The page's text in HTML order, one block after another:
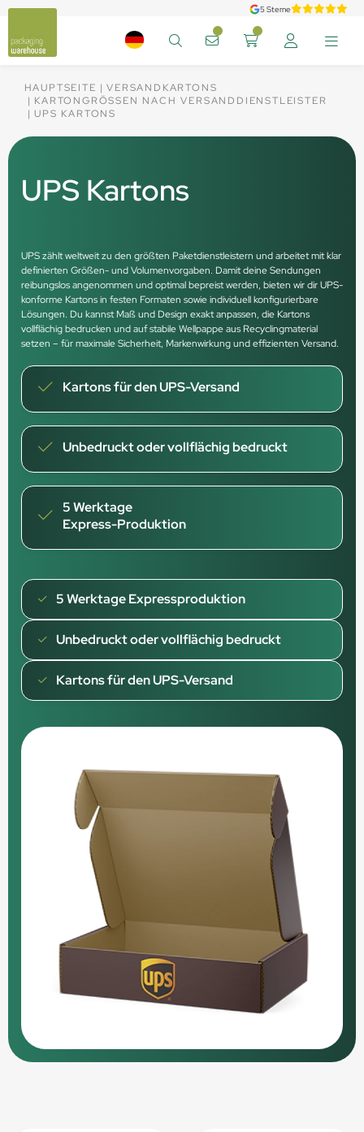
5 Sterne
HAUPTSEITE
VERSANDKARTONS
KARTONGRÖSSEN NACH VERSANDDIENSTLEISTER
UPS KARTONS
UPS Kartons
UPS zählt weltweit zu den größten Paketdienstleistern und arbeitet mit klar
definierten Größen- und Volumenvorgaben. Damit deine Sendungen
reibungslos angenommen und optimal bepreist werden, bieten wir dir UPS-
konforme Kartons in festen Formaten sowie individuell konfigurierbare
Lösungen. Du kannst Maß und Design exakt anpassen, die Kartons
vollflächig bedrucken und auf stabile Wellpappe aus Recyclingmaterial
setzen – für maximale Sicherheit, Markenwirkung und effizienten Versand.
Kartons für den UPS-Versand
Unbedruckt oder vollflächig bedruckt
5 Werktage
Express-Produktion
5 Werktage Expressproduktion
Unbedruckt oder vollflächig bedruckt
Kartons für den UPS-Versand